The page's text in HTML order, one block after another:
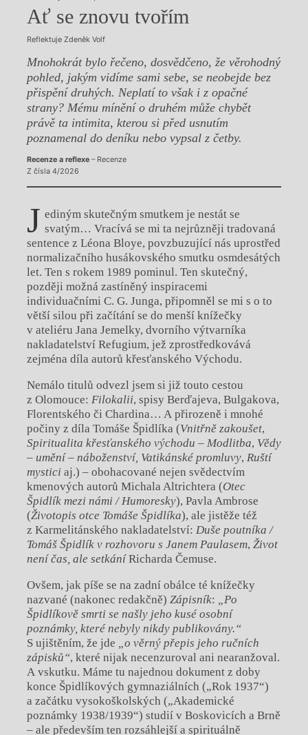
Ať se znovu tvořím
Reflektuje Zdeněk Volf
Mnohokrát bylo řečeno, dosvědčeno, že věrohodný
pohled, jakým vidíme sami sebe, se neobejde bez
přispění druhých. Neplatí to však i z opačné
strany? Mému mínění o druhém může chybět
právě ta intimita, kterou si před usnutím
poznamenal do deníku nebo vypsal z četby.
Recenze a reflexe– Recenze
Z čísla 4/2026
J ediným skutečným smutkem je nestát se
svatým… Vracívá se mi ta nejrůzněji tradovaná
sentence z Léona Bloye, povzbuzující nás uprostřed
normalizačního husákovského smutku osmdesátých
let. Ten s rokem 1989 pominul. Ten skutečný,
později možná zastíněný inspiracemi
individuačními C. G. Junga, připomněl se mi s o to
větší silou při začítání se do menší knížečky
v ateliéru Jana Jemelky, dvorního výtvarníka
nakladatelství Refugium, jež zprostředkovává
zejména díla autorů křesťanského Východu.
Nemálo titulů odvezl jsem si již touto cestou
z Olomouce: Filokalii, spisy Berďajeva, Bulgakova,
Florentského či Chardina… A přirozeně i mnohé
počiny z díla Tomáše Špidlíka (Vnitřně zakoušet,
Spiritualita křesťanského východu – Modlitba, Vědy
– umění – náboženství, Vatikánské promluvy, Ruští
mystici aj.) – obohacované nejen svědectvím
kmenových autorů Michala Altrichtera (Otec
Špidlík mezi námi / Humoresky), Pavla Ambrose
(Životopis otce Tomáše Špidlíka), ale jistěže též
z Karmelitánského nakladatelství: Duše poutníka /
Tomáš Špidlík v rozhovoru s Janem Paulasem, Život
není čas, ale setkáníRicharda Čemuse.
Ovšem, jak píše se na zadní obálce té knížečky
nazvané (nakonec redakčně) Zápisník: „Po
Špidlíkově smrti se našly jeho kusé osobní
poznámky, které nebyly nikdy publikovány.“
S ujištěním, že jde „o věrný přepis jeho ručních
zápisků“, které nijak necenzuroval ani nearanžoval.
A vskutku. Máme tu najednou dokument z doby
konce Špidlíkových gymnaziálních („Rok 1937“)
a začátku vysokoškolských („Akademické
poznámky 1938/1939“) studií v Boskovicích a Brně
– ale především ten rozsáhlejší a spirituálně